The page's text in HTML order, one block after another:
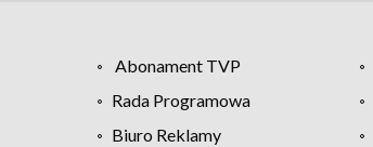
Abonament TVP
Rada Programowa
Biuro Reklamy